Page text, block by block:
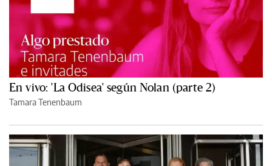
En vivo: 'La Odisea' según Nolan (parte 2)
Tamara Tenenbaum